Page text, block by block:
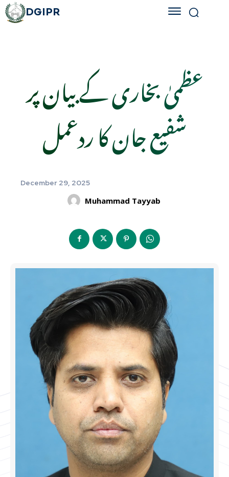
DGIPR
عظمیٰ بخاری کے بیان پر
شفیع جان کا ردعمل
December 29, 2025
Muhammad Tayyab